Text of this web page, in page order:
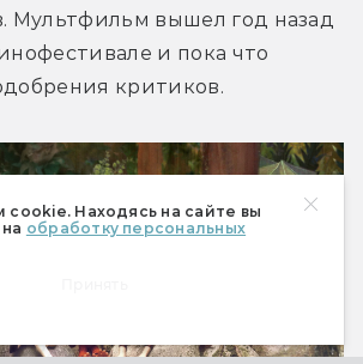
cookie. Находясь на сайте вы
обработку персональных
Мультфильм вышел год назад
и пока что
критиков.